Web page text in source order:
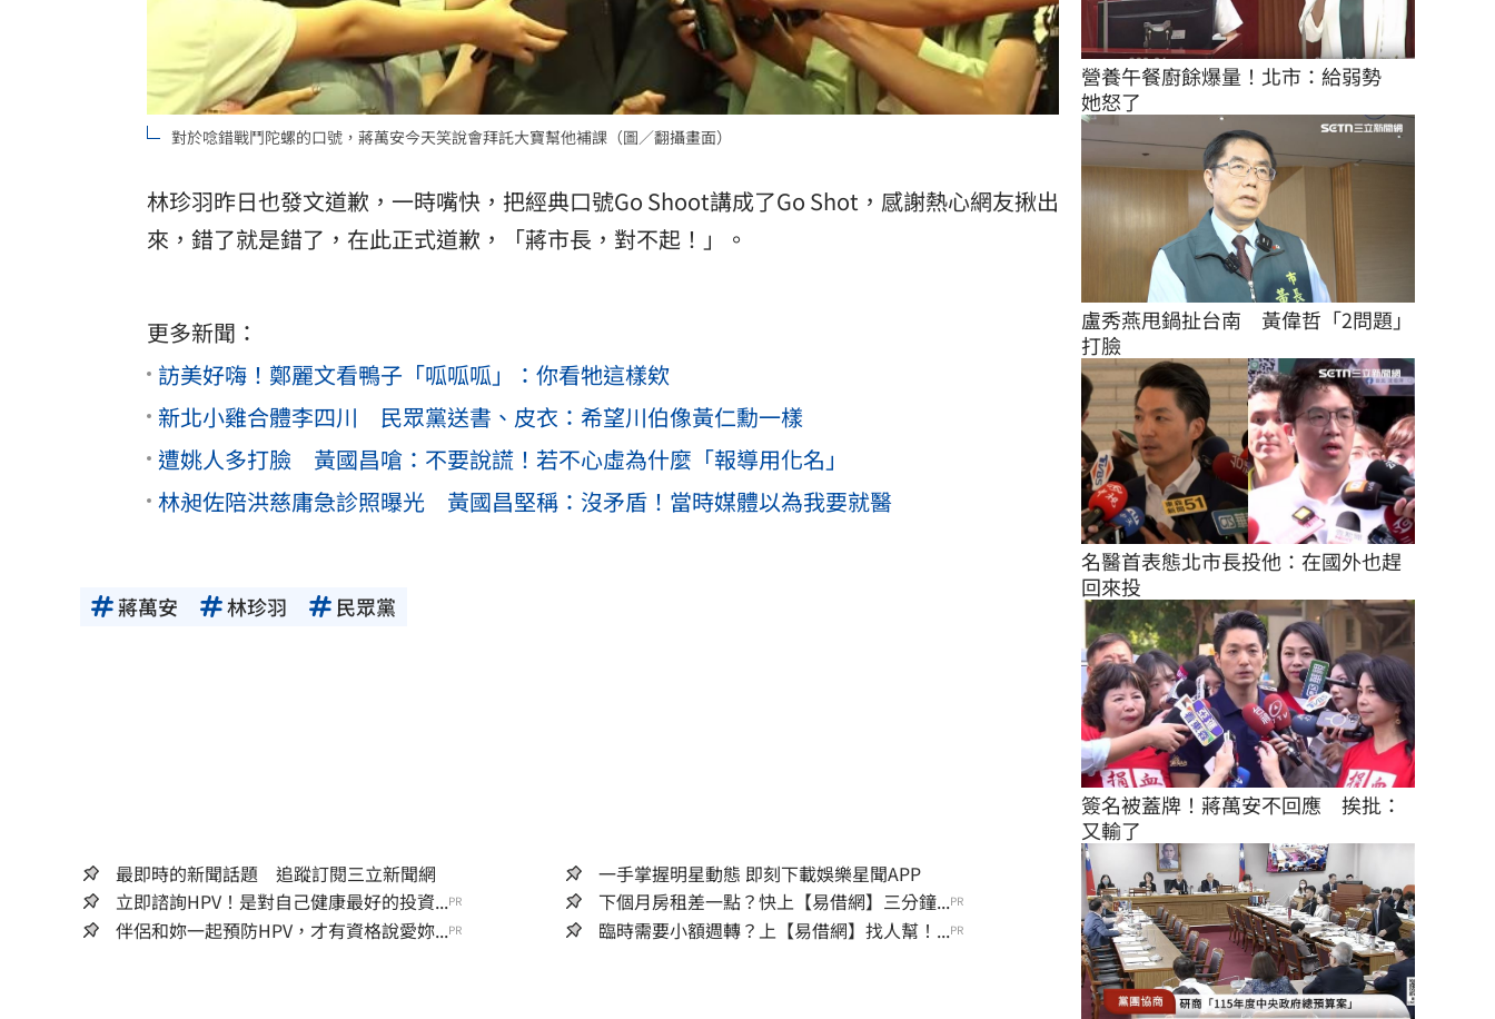
對於唸錯戰鬥陀螺的口號，蔣萬安今天笑說會拜託大寶幫他補課（圖／翻攝畫面）
林珍羽昨日也發文道歉，一時嘴快，把經典口號Go Shoot講成了Go Shot，感謝熱心網友揪出
來，錯了就是錯了，在此正式道歉，「蔣市長，對不起！」。
更多新聞：
訪美好嗨！鄭麗文看鴨子「呱呱呱」：你看牠這樣欸
新北小雞合體李四川 民眾黨送書、皮衣：希望川伯像黃仁勳一樣
遭姚人多打臉 黃國昌嗆：不要說謊！若不心虛為什麼「報導用化名」
林昶佐陪洪慈庸急診照曝光 黃國昌堅稱：沒矛盾！當時媒體以為我要就醫
蔣萬安 林珍羽 民眾黨
最即時的新聞話題 追蹤訂閱三立新聞網
一手掌握明星動態 即刻下載娛樂星聞APP
立即諮詢HPV！是對自己健康最好的投資...PR 下個月房租差一點？快上【易借網】三分鐘...PR
伴侶和妳一起預防HPV，才有資格說愛妳...PR 臨時需要小額週轉？上【易借網】找人幫！...PR
營養午餐廚餘爆量！北市：給弱勢
她怒了
盧秀燕甩鍋扯台南　黃偉哲「2問題」
打臉
名醫首表態北市長投他：在國外也趕
回來投
簽名被蓋牌！蔣萬安不回應　挨批：
又輸了